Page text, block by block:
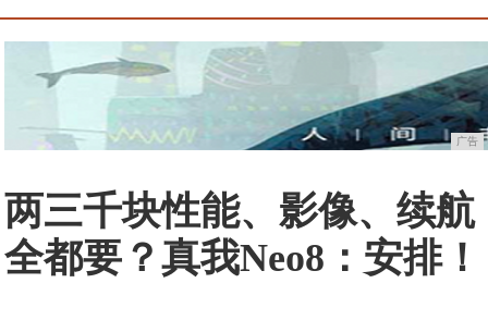
广告
两三千块性能、影像、续航
全都要？真我Neo8：安排！